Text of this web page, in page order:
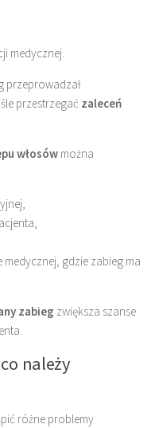
medycznej.
przeprowadzał
przestrzegać zaleceń
włosów można
gdzie zabieg ma
zabieg zwiększa szanse
należy
różne problemy